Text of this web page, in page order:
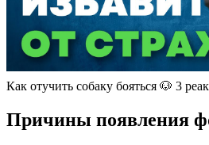
Как отучить собаку бояться 🐶 3
Причины появления